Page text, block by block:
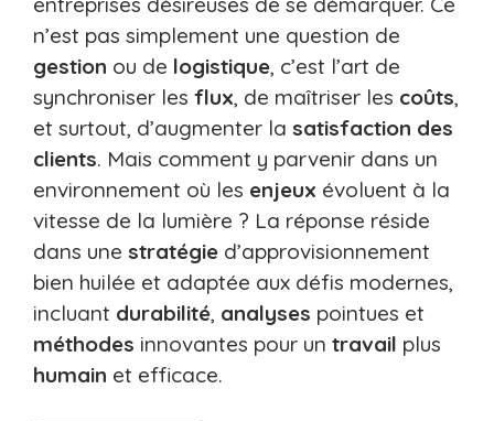
n’est pas simplement une question de
gestion ou de logistique, c’est l’art de
synchroniser les flux, de maîtriser les coûts,
et surtout, d’augmenter la satisfaction des
clients. Mais comment y parvenir dans un
environnement où les enjeux évoluent à la
vitesse de la lumière ? La réponse réside
dans une stratégie d’approvisionnement
bien huilée et adaptée aux défis modernes,
incluant durabilité, analyses pointues et
méthodes innovantes pour un travail plus
humain et efficace.